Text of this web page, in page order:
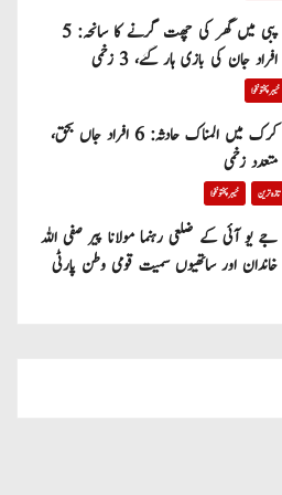
پبی میں گھر کی چھت گرنے کا سانحہ: 5
افراد جان کی بازی ہار گئے، 3 زخمی
خیبر پختونخوا
کرک میں المناک حادثہ: 6 افراد جاں بحق،
متعدد زخمی
تازہ ترین خیبر پختونخوا
جے یو آئی کے ضلعی رہنما مولانا پیر صفی اللہ
خاندان اور ساتھیوں سمیت قومی وطن پارٹی